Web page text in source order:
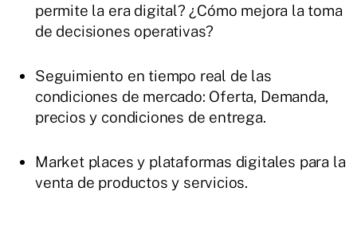
permite la era digital? ¿Cómo mejora la toma
de decisiones operativas?
Seguimiento en tiempo real de las
condiciones de mercado: Oferta, Demanda,
precios y condiciones de entrega.
Market places y plataformas digitales para la
venta de productos y servicios.